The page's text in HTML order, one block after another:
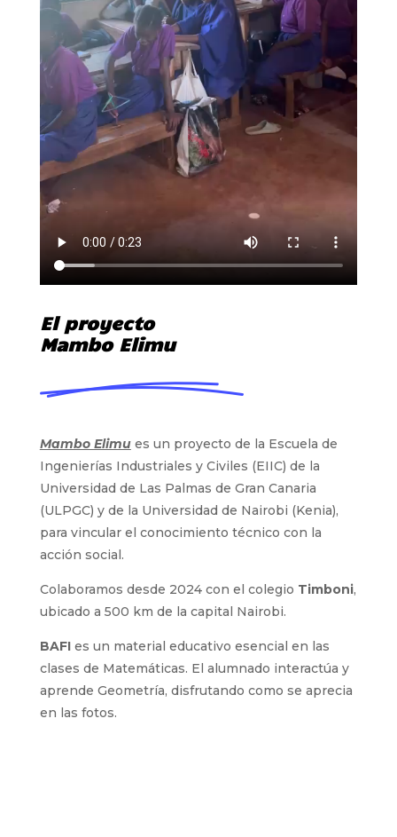
El proyecto
Mambo Elimu
Mambo Elimues un proyecto de la Escuela de
Ingenierías Industriales y Civiles (EIIC) de la
Universidad de Las Palmas de Gran Canaria
(ULPGC) y de la Universidad de Nairobi (Kenia),
para vincular el conocimiento técnico con la
acción social.
Colaboramos desde 2024 con el colegio Timboni,
ubicado a 500 km de la capital Nairobi.
BAFIes un material educativo esencial en las
clases de Matemáticas. El alumnado interactúa y
aprende Geometría, disfrutando como se aprecia
en las fotos.